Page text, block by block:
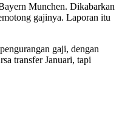
Munchen. Dikabarkan
gajinya. Laporan itu
gaji, dengan
transfer Januari, tapi